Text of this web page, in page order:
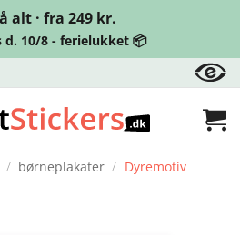
alt · fra 249 kr.
d. 10/8 - ferielukket 📦
/ børneplakater / Dyremotiv